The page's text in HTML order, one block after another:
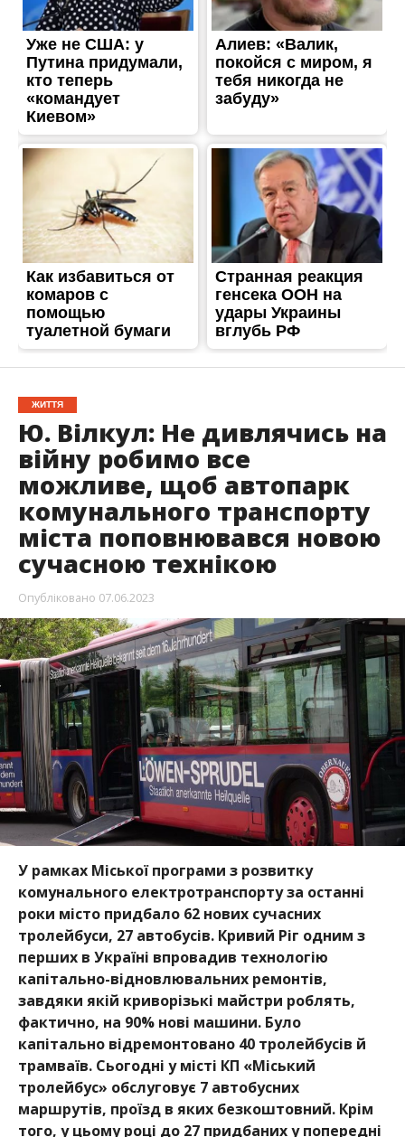
ЖИТТЯ
Ю. Вілкул: Не дивлячись на
війну робимо все
можливе, щоб автопарк
комунального транспорту
міста поповнювався новою
сучасною технікою
Опубліковано 07.06.2023
У рамках Міської програми з розвитку
комунального електротранспорту за останні
роки місто придбало 62 нових сучасних
тролейбуси, 27 автобусів. Кривий Ріг одним з
перших в Україні впровадив технологію
капітально-відновлювальних ремонтів,
завдяки якій криворізькі майстри роблять,
фактично, на 90% нові машини. Було
капітально відремонтовано 40 тролейбусів й
трамваїв. Сьогодні у місті КП «Міський
тролейбус» обслуговує 7 автобусних
маршрутів, проїзд в яких безкоштовний. Крім
того, у цьому році до 27 придбаних у попередні